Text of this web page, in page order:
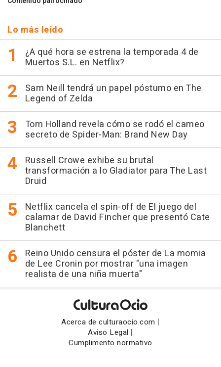
Lo más leído
¿A qué hora se estrena la temporada 4 de
Muertos S.L. en Netflix?
Sam Neill tendrá un papel póstumo en The
Legend of Zelda
Tom Holland revela cómo se rodó el cameo
secreto de Spider-Man: Brand New Day
Russell Crowe exhibe su brutal
transformación a lo Gladiator para The Last
Druid
Netflix cancela el spin-off de El juego del
calamar de David Fincher que presentó Cate
Blanchett
Reino Unido censura el póster de La momia
de Lee Cronin por mostrar "una imagen
realista de una niña muerta"
Acerca de culturaocio.com |
Aviso Legal |
Cumplimento normativo